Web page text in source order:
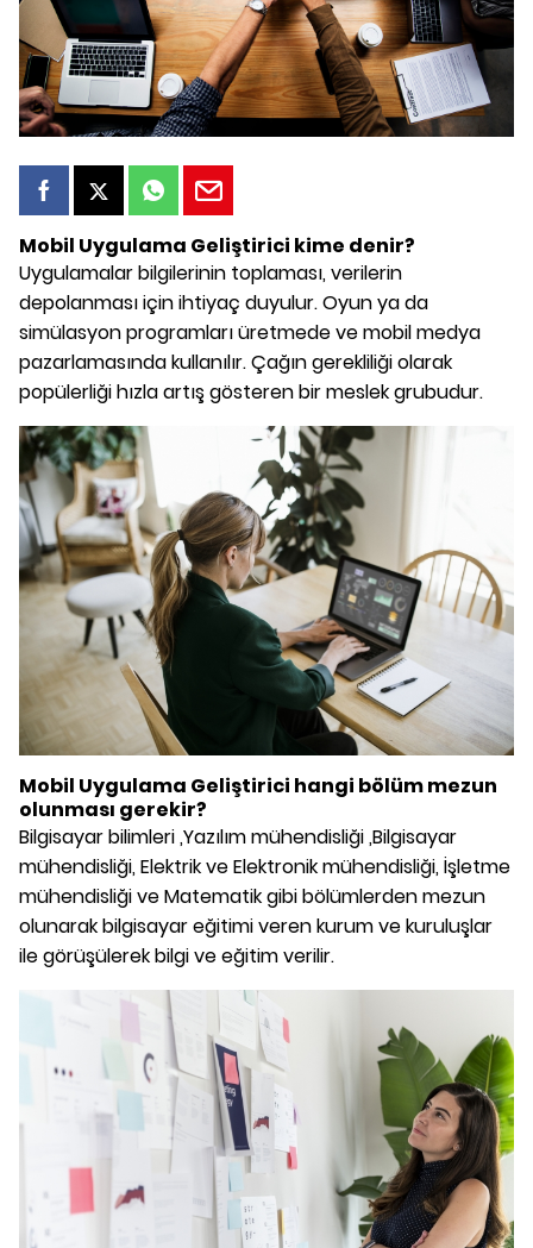
Mobil Uygulama Geliştirici kime denir?
Uygulamalar bilgilerinin toplaması, verilerin
depolanması için ihtiyaç duyulur. Oyun ya da
simülasyon programları üretmede ve mobil medya
pazarlamasında kullanılır. Çağın gerekliliği olarak
popülerliği hızla artış gösteren bir meslek grubudur.
Mobil Uygulama Geliştirici hangi bölüm mezun
olunması gerekir?
Bilgisayar bilimleri ,Yazılım mühendisliği ,Bilgisayar
mühendisliği, Elektrik ve Elektronik mühendisliği, İşletme
mühendisliği ve Matematik gibi bölümlerden mezun
olunarak bilgisayar eğitimi veren kurum ve kuruluşlar
ile görüşülerek bilgi ve eğitim verilir.